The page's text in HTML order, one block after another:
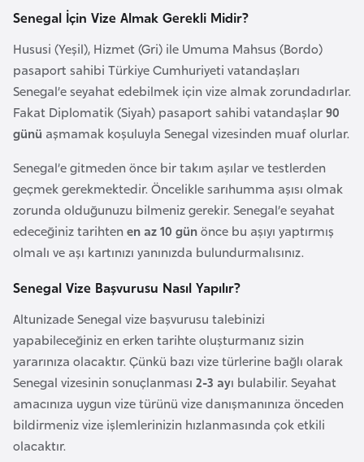
Senegal İçin Vize Almak Gerekli Midir?
Hususi (Yeşil), Hizmet (Gri) ile Umuma Mahsus (Bordo)
pasaport sahibi Türkiye Cumhuriyeti vatandaşları
Senegal’e seyahat edebilmek için vize almak zorundadırlar.
Fakat Diplomatik (Siyah) pasaport sahibi vatandaşlar90
günü aşmamak koşuluyla Senegal vizesinden muaf olurlar.
Senegal’e gitmeden önce bir takım aşılar ve testlerden
geçmek gerekmektedir. Öncelikle sarıhumma aşısı olmak
zorunda olduğunuzu bilmeniz gerekir. Senegal’e seyahat
edeceğiniz tarihtenen az 10 günönce bu aşıyı yaptırmış
olmalı ve aşı kartınızı yanınızda bulundurmalısınız.
Senegal Vize Başvurusu Nasıl Yapılır?
Altunizade Senegal vize başvurusu talebinizi
yapabileceğiniz en erken tarihte oluşturmanız sizin
yararınıza olacaktır. Çünkü bazı vize türlerine bağlı olarak
Senegal vizesinin sonuçlanması 2-3 ayı bulabilir. Seyahat
amacınıza uygun vize türünü vize danışmanınıza önceden
bildirmeniz vize işlemlerinizin hızlanmasında çok etkili
olacaktır.
k
B
u
l
g
r
i
s
t
a
B
u
r
k
i
n
a